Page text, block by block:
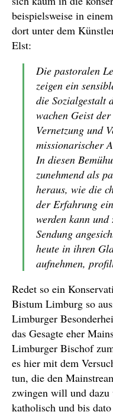
beispielsweise in einem
dort unter dem
Elst:
Die pastoralen
zeigen ein
die Sozialgestalt
wachen Geist
Vernetzung und
missionarischer
In diesen
zunehmend als
heraus, wie die
der Erfahrung
werden kann
Sendung
heute in ihren
aufnehmen,
Redet so ein
Bistum Limburg so
Limburger
das Gesagte eher
Limburger Bischof
es hier mit dem
tun, die den
zwingen will und dazu
katholisch und bis